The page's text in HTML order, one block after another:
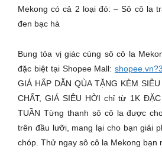
Mekong có cả 2 loại đó: – Sô cô la
đen bạc hà
Bung tỏa vị giác cùng sô cô la
đặc biệt tại Shopee Mall:
GIÁ HẤP DẪN QÙA TẶNG KÈM
CHẤT, GIÁ SIÊU HỜI chỉ từ 1K
TUẦN Từng thanh sô cô la được
trên đầu lưỡi, mang lại cho bạn giải
chóp. Thử ngay sô cô la Mekong bạn